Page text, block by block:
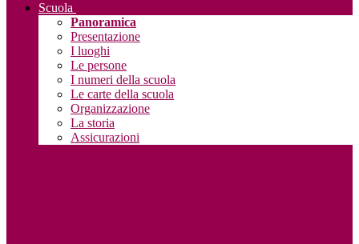
Scuola
Panoramica
Presentazione
I luoghi
Le persone
I numeri della scuola
Le carte della scuola
Organizzazione
La storia
Assicurazioni